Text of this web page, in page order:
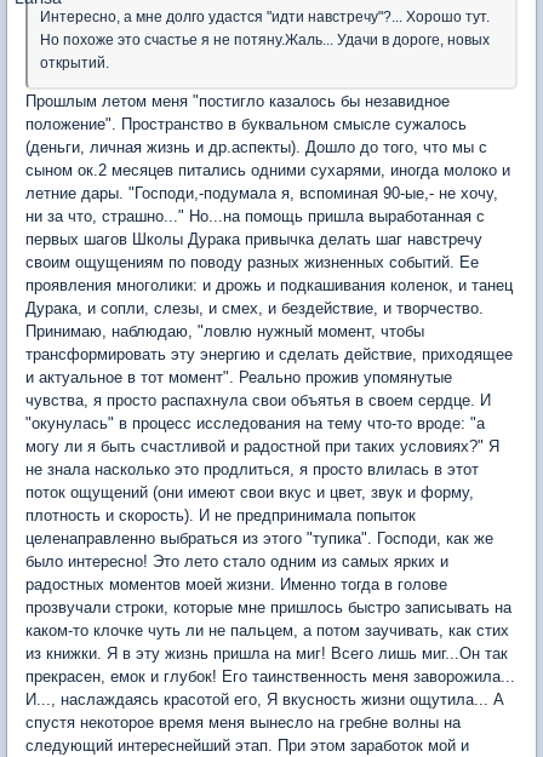
Интересно, а мне долго удастся "идти навстречу"?... Хорошо тут.
Но похоже это счастье я не потяну.Жаль... Удачи в дороге, новых
открытий.
Прошлым летом меня "постигло казалось бы незавидное
положение". Пространство в буквальном смысле сужалось
(деньги, личная жизнь и др.аспекты). Дошло до того, что мы с
сыном ок.2 месяцев питались одними сухарями, иногда молоко и
летние дары. "Господи,-подумала я, вспоминая 90-ые,- не хочу,
ни за что, страшно..." Но...на помощь пришла выработанная с
первых шагов Школы Дурака привычка делать шаг навстречу
своим ощущениям по поводу разных жизненных событий. Ее
проявления многолики: и дрожь и подкашивания коленок, и танец
Дурака, и сопли, слезы, и смех, и бездействие, и творчество.
Принимаю, наблюдаю, "ловлю нужный момент, чтобы
трансформировать эту энергию и сделать действие, приходящее
и актуальное в тот момент". Реально прожив упомянутые
чувства, я просто распахнула свои объятья в своем сердце. И
"окунулась" в процесс исследования на тему что-то вроде: "а
могу ли я быть счастливой и радостной при таких условиях?" Я
не знала насколько это продлиться, я просто влилась в этот
поток ощущений (они имеют свои вкус и цвет, звук и форму,
плотность и скорость). И не предпринимала попыток
целенаправленно выбраться из этого "тупика". Господи, как же
было интересно! Это лето стало одним из самых ярких и
радостных моментов моей жизни. Именно тогда в голове
прозвучали строки, которые мне пришлось быстро записывать на
каком-то клочке чуть ли не пальцем, а потом заучивать, как стих
из книжки. Я в эту жизнь пришла на миг! Всего лишь миг...Он так
прекрасен, емок и глубок! Его таинственность меня заворожила...
И..., наслаждаясь красотой его, Я вкусность жизни ощутила... А
спустя некоторое время меня вынесло на гребне волны на
следующий интереснейший этап. При этом заработок мой и